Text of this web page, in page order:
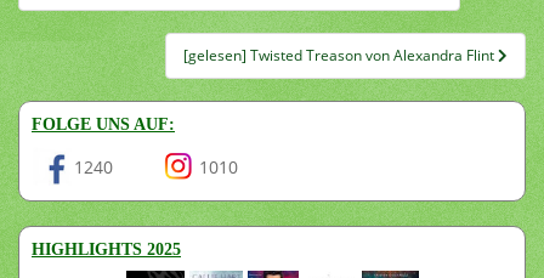
[gelesen] Twisted Treason von Alexandra Flint
FOLGE UNS AUF:
1240 1010
HIGHLIGHTS 2025